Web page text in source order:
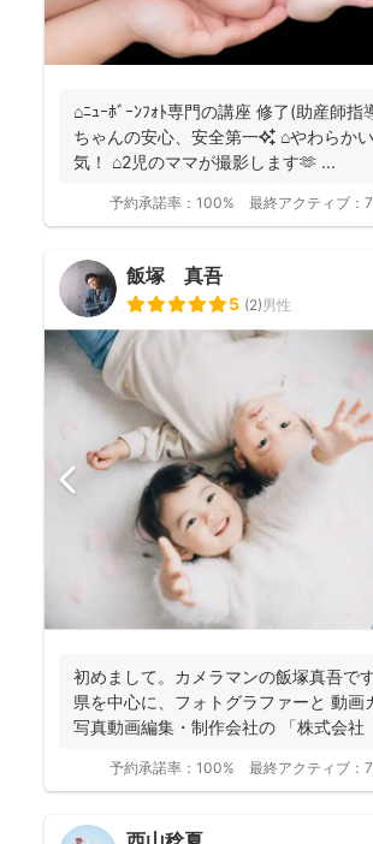
⌂ﾆｭｰﾎﾞｰﾝﾌｫﾄ専門の講座 修了(助産師指
ちゃんの安心、安全第一✨ ⌂やわらか
気！ ⌂2児のママが撮影します🫶 ...
予約承諾率： 100% 最終アクティブ：
飯塚 真吾
5 (2)男性
初めまして。カメラマンの飯塚真吾で
県を中心に、フォトグラファーと 動画
写真動画編集・制作会社の 「株式会
予約承諾率： 100% 最終アクティブ：